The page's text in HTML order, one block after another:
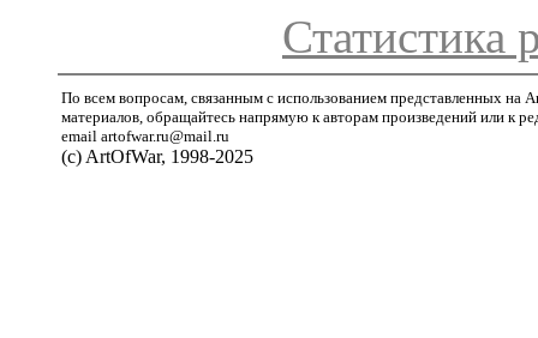
Статистика
По всем вопросам, связанным с использованием представленных на
материалов, обращайтесь напрямую к авторам произведений или к
email artofwar.ru@mail.ru
(с) ArtOfWar, 1998-2025